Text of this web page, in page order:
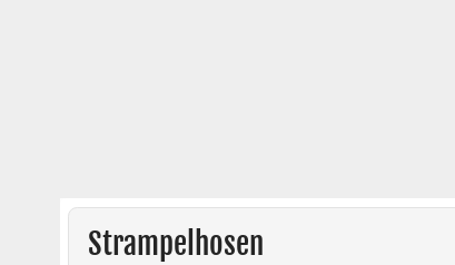
Strampelhosen